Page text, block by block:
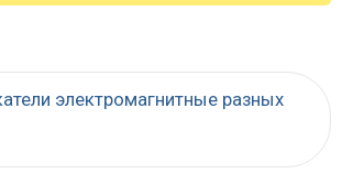
электромагнитные разных